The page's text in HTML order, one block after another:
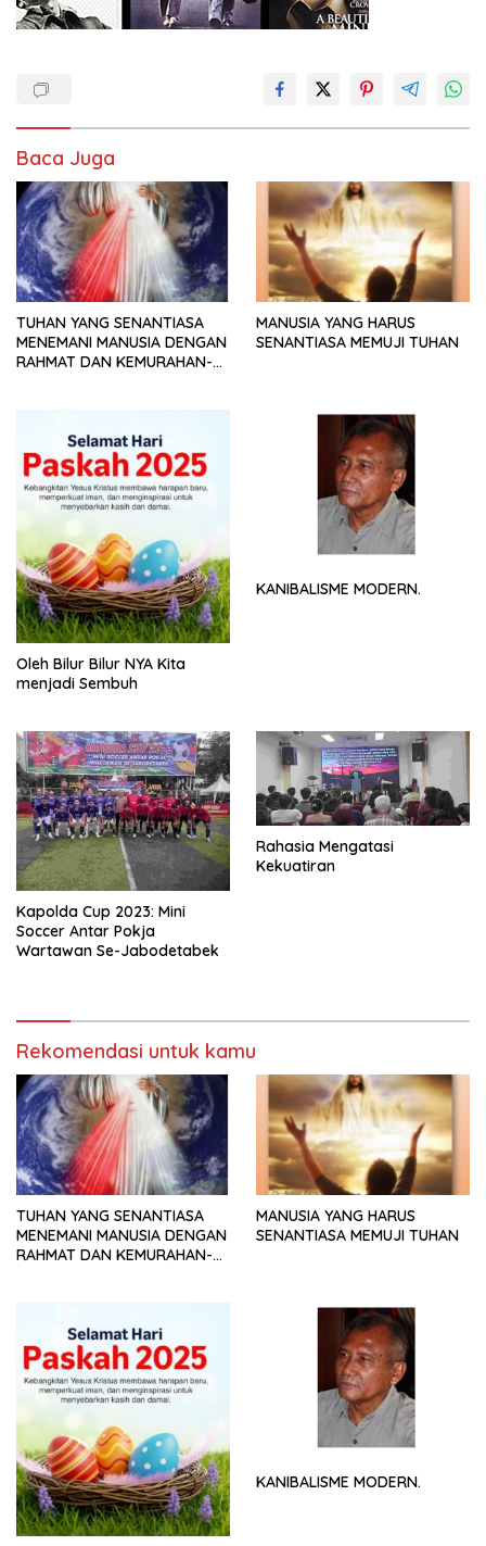
Baca Juga
TUHAN YANG SENANTIASA
MENEMANI MANUSIA DENGAN
RAHMAT DAN KEMURAHAN-
MANUSIA YANG HARUS
SENANTIASA MEMUJI TUHAN
Oleh Bilur Bilur NYA Kita
menjadi Sembuh
KANIBALISME MODERN.
Kapolda Cup 2023: Mini
Soccer Antar Pokja
Wartawan Se-Jabodetabek
Rahasia Mengatasi
Kekuatiran
Rekomendasi untuk kamu
TUHAN YANG SENANTIASA
MENEMANI MANUSIA DENGAN
RAHMAT DAN KEMURAHAN-
MANUSIA YANG HARUS
SENANTIASA MEMUJI TUHAN
KANIBALISME MODERN.